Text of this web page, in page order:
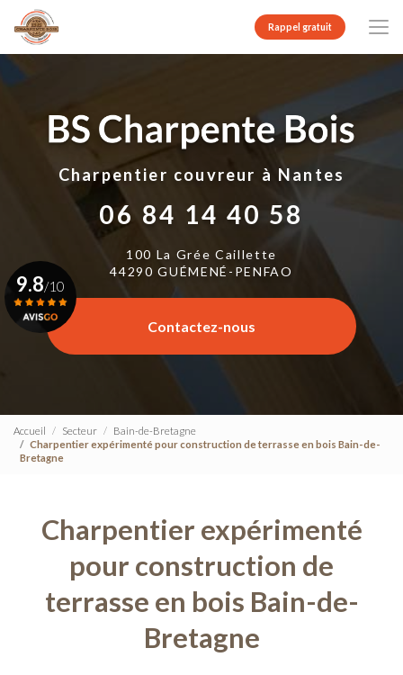
contenu
principal
Rappel gratuit
Charpentier couvreur à Nantes
06 84 14 40 58
100 La Grée Caillette
44290 GUÉMENÉ-PENFAO
Contactez-nous
9.8/10
Voir le certificat
Accueil Secteur
Bain-de-Bretagne
Charpentier expérimenté pour construction de terrasse en bois Bain-de-
Bretagne
Charpentier expérimenté
pour construction de
terrasse en bois Bain-de-
Bretagne